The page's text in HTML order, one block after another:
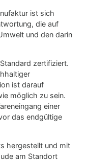
ist sich
die auf
und den darin
zertifiziert.
ist darauf
möglich zu sein.
einer
das endgültige
hergestellt und mit
am Standort